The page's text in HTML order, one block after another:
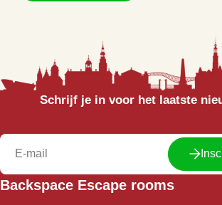
Schrijf je in voor het laatste
Backspace Escape rooms